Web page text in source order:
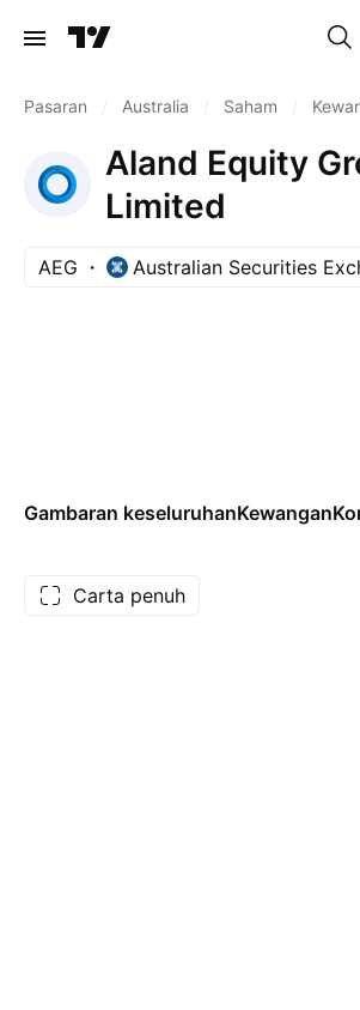
Pasaran Australia Saham
Aland Equity
Limited
AEG Australian Securities
Gambaran keseluruhanKewangan
Carta penuh